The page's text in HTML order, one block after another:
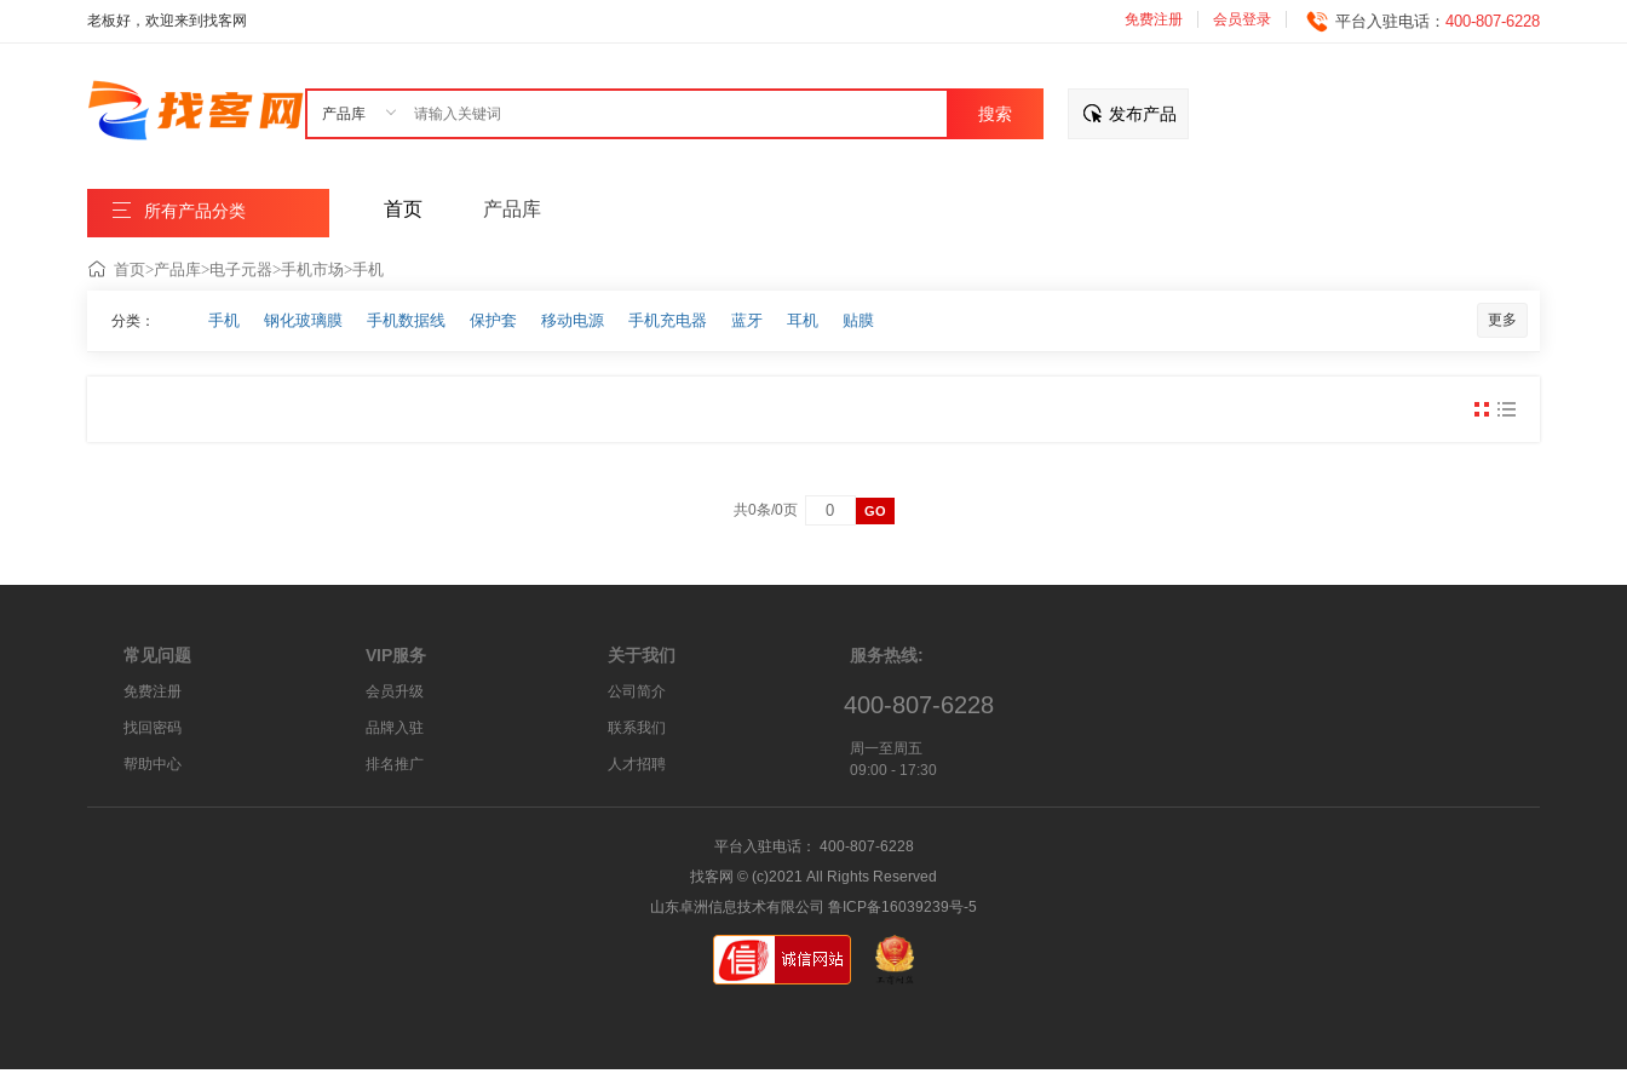
老板好，欢迎来到找客网 免费注册 会员登录 平台入驻电话： 400-807-6228
搜索 发布产品
 所有产品分类 首页 产品库
首页>产品库>电子元器>手机市场>手机
分类： 手机 钢化玻璃膜 手机数据线 保护套 移动电源 手机充电器 蓝牙 耳机 贴膜 更多
共0条/0页
常见问题
免费注册
找回密码
帮助中心
VIP服务
会员升级
品牌入驻
排名推广
关于我们
公司简介
联系我们
人才招聘
服务热线:
400-807-6228
周一至周五
09:00 - 17:30
平台入驻电话： 400-807-6228
找客网 © (c)2021 All Rights Reserved
山东卓洲信息技术有限公司 鲁ICP备16039239号-5